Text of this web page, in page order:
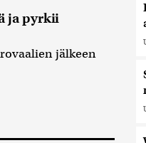
ja pyrkii
jälkeen